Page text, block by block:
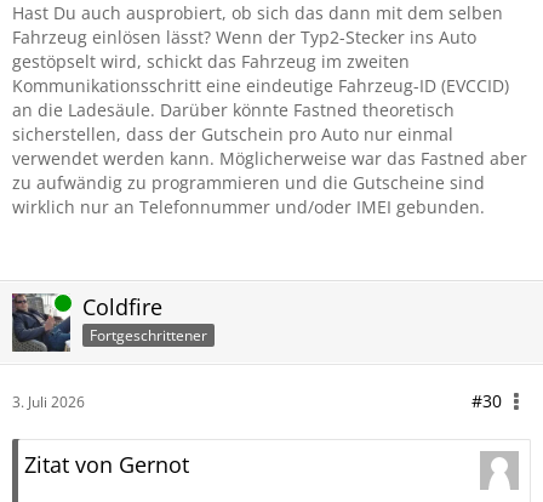
Hast Du auch ausprobiert, ob sich das dann mit dem selben
Fahrzeug einlösen lässt? Wenn der Typ2-Stecker ins Auto
gestöpselt wird, schickt das Fahrzeug im zweiten
Kommunikationsschritt eine eindeutige Fahrzeug-ID (EVCCID)
an die Ladesäule. Darüber könnte Fastned theoretisch
sicherstellen, dass der Gutschein pro Auto nur einmal
verwendet werden kann. Möglicherweise war das Fastned aber
zu aufwändig zu programmieren und die Gutscheine sind
wirklich nur an Telefonnummer und/oder IMEI gebunden.
Online Coldfire
Fortgeschrittener
3. Juli 2026 #30
Zitat von Gernot